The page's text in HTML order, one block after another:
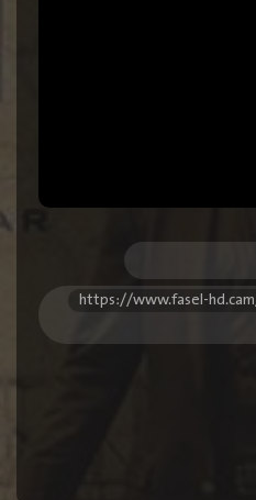
https://www.fasel-